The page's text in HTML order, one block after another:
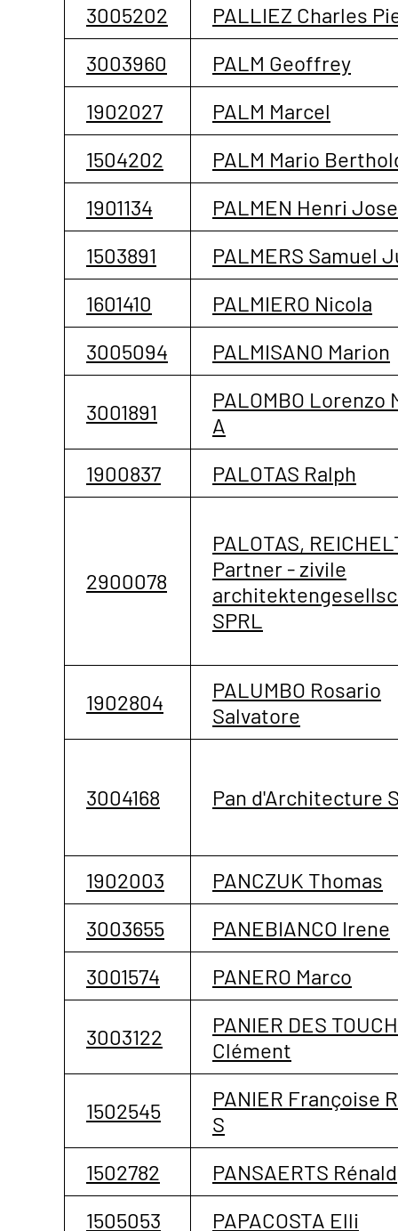
3005202
PALLIEZ Charles
3003960
PALM Geoffrey
1902027
PALM Marcel
1504202
PALM Mario
1901134
PALMEN Henri
1503891
PALMERS Samuel
1601410
PALMIERO Nicola
3005094
PALMISANO Marion
3001891
PALOMBO Lorenzo
A
1900837
PALOTAS Ralph
2900078
PALOTAS,
Partner - zivile
SPRL
1902804
PALUMBO Rosario
Salvatore
3004168 Pan d'Architecture
1902003
PANCZUK Thomas
3003655
PANEBIANCO Irene
3001574
PANERO Marco
3003122
PANIER DES
Clément
1502545
PANIER Françoise
S
1502782
PANSAERTS Rénald
1505053
PAPACOSTA Elli